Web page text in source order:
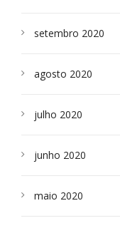
setembro 2020
agosto 2020
julho 2020
junho 2020
maio 2020